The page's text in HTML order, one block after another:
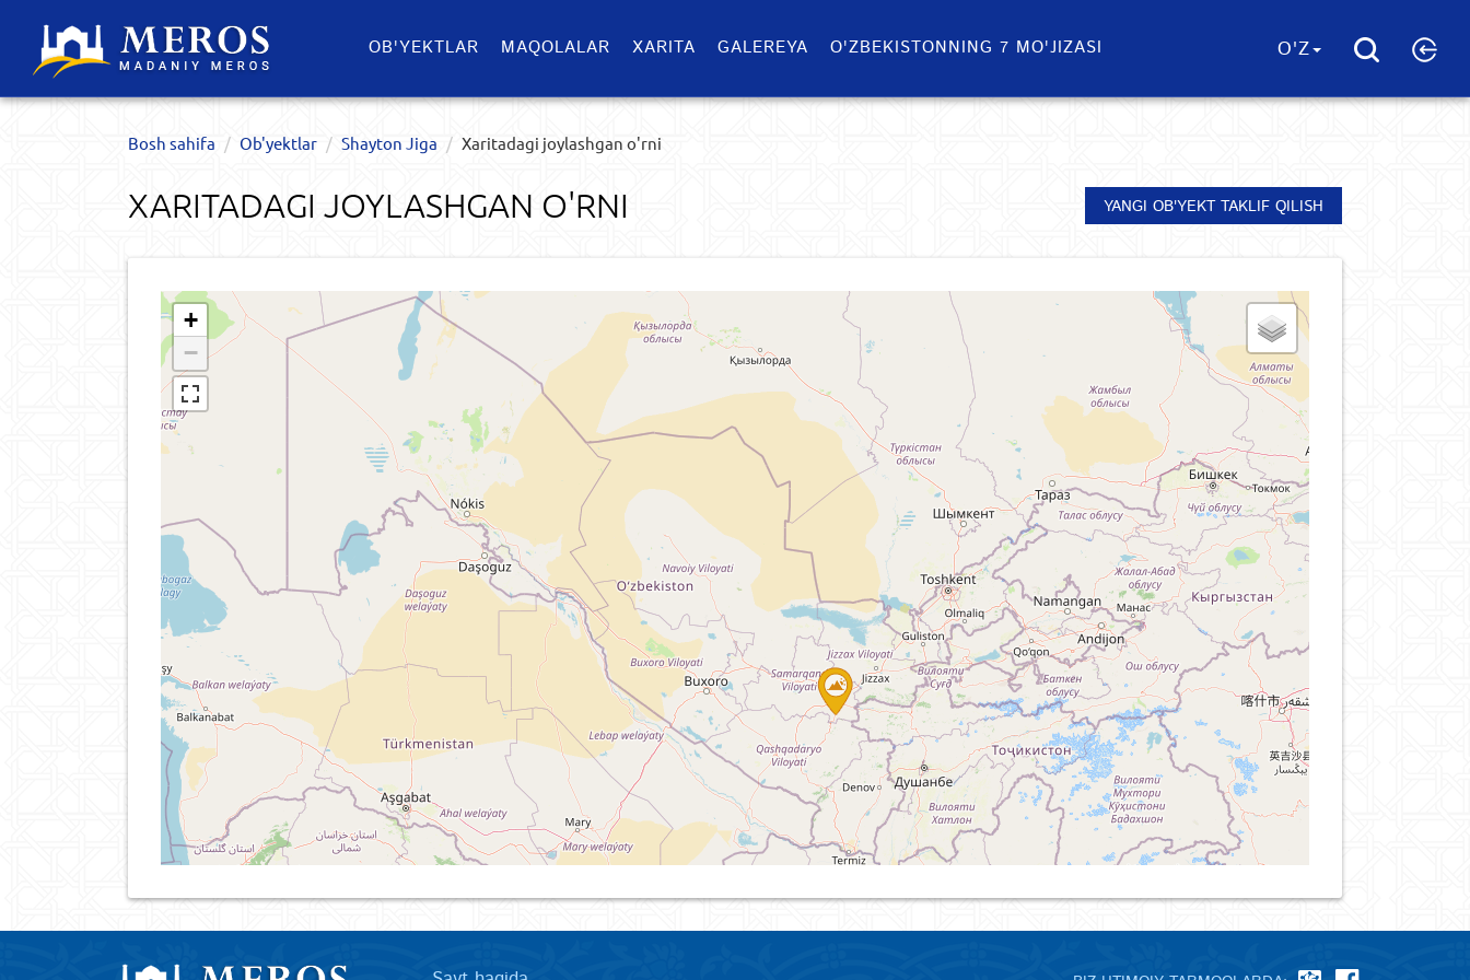
OB'YEKTLAR​ MAQOLALAR XARITA GALEREYA O'ZBEKISTONNING 7 MO'JIZASI O'Z
Bosh sahifa Ob'yektlar​ Shayton Jiga Xaritadagi joylashgan o'rni
XARITADAGI JOYLASHGAN O'RNI YANGI OB'YEKT TAKLIF QILISH
+
−